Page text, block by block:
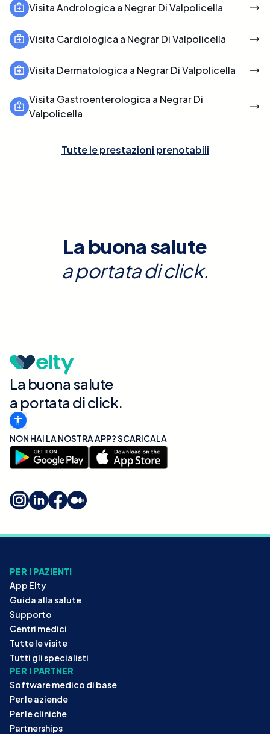
Visita Andrologica a Negrar Di Valpolicella
Visita Cardiologica a Negrar Di Valpolicella
Visita Dermatologica a Negrar Di Valpolicella
Visita Gastroenterologica a Negrar Di
Valpolicella
Tutte le prestazioni prenotabili
La buona salute
a portata di click.
La buona salute
a portata di click.
NON HAI LA NOSTRA APP? SCARICALA
PER I PAZIENTI
App Elty
Guida alla salute
Supporto
Centri medici
Tutte le visite
Tutti gli specialisti
PER I PARTNER
Software medico di base
Per le aziende
Per le cliniche
Partnerships